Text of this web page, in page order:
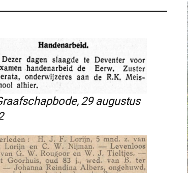
29 augustus